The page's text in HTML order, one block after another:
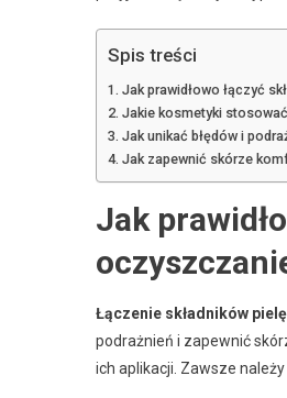
Spis treści
Jak prawidłowo łączyć
Jakie kosmetyki
Jak unikać błędów i
Jak zapewnić skórze
Jak
Łączenie składników
podrażnień i zapewnić
ich aplikacji. Zawsze